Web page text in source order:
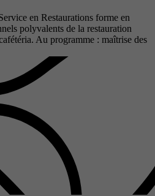
en Restaurations forme en
polyvalents de la restauration
Au programme : maîtrise des